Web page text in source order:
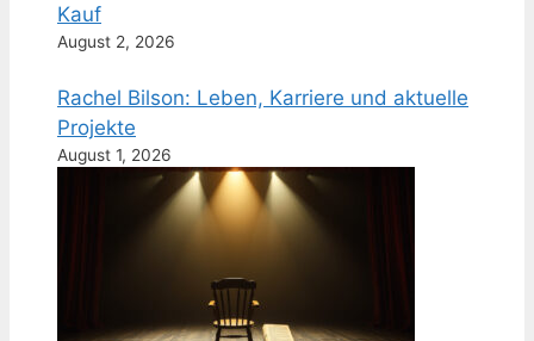
Kauf
August 2, 2026
Rachel Bilson: Leben, Karriere und aktuelle
Projekte
August 1, 2026